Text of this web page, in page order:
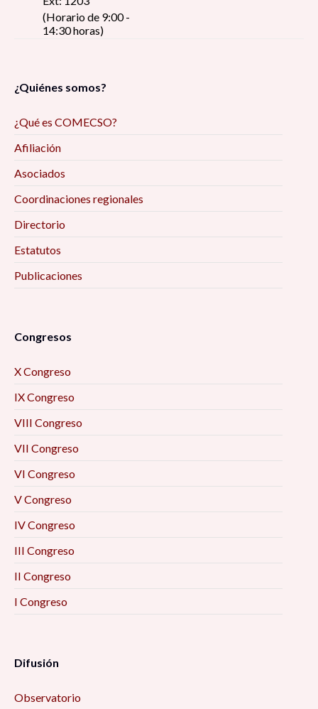
(Horario de 9:00 -
14:30 horas)
¿Quiénes somos?
¿Qué es COMECSO?
Afiliación
Asociados
Coordinaciones regionales
Directorio
Estatutos
Publicaciones
Congresos
X Congreso
IX Congreso
VIII Congreso
VII Congreso
VI Congreso
V Congreso
IV Congreso
III Congreso
II Congreso
I Congreso
Difusión
Observatorio